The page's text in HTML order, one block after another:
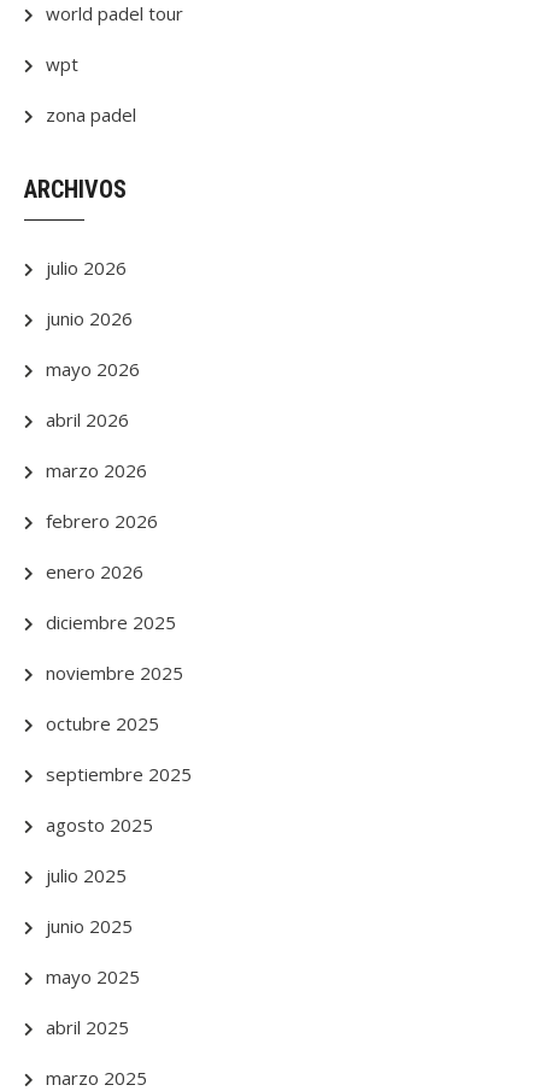
world padel tour
wpt
zona padel
ARCHIVOS
julio 2026
junio 2026
mayo 2026
abril 2026
marzo 2026
febrero 2026
enero 2026
diciembre 2025
noviembre 2025
octubre 2025
septiembre 2025
agosto 2025
julio 2025
junio 2025
mayo 2025
abril 2025
marzo 2025